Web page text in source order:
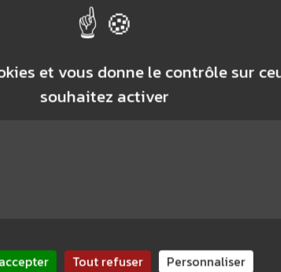
et vous donne le contrôle sur
souhaitez activer
Tout refuser Personnaliser